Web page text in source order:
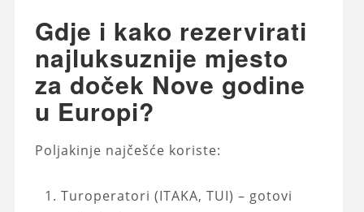
Gdje i kako rezervirati
najluksuznije mjesto
za doček Nove godine
u Europi?
Poljakinje najčešće koriste:
Turoperatori (ITAKA, TUI) – gotovi